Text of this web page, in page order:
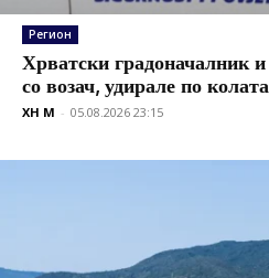
Регион
Хрватски градоначалник и
со возач, удирале по
XH M - 05.08.2026 23:15